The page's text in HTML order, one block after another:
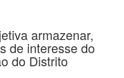
armazenar,
de interesse do
do Distrito